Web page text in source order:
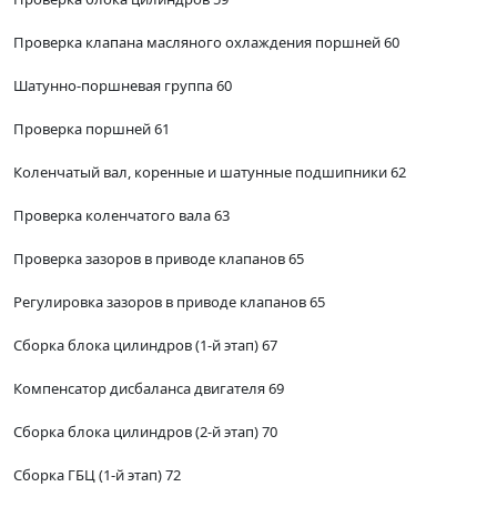
Проверка клапана масляного охлаждения поршней 60
Шатунно-поршневая группа 60
Проверка поршней 61
Коленчатый вал, коренные и шатунные подшипники 62
Проверка коленчатого вала 63
Проверка зазоров в приводе клапанов 65
Регулировка зазоров в приводе клапанов 65
Сборка блока цилиндров (1-й этап) 67
Компенсатор дисбаланса двигателя 69
Сборка блока цилиндров (2-й этап) 70
Сборка ГБЦ (1-й этап) 72